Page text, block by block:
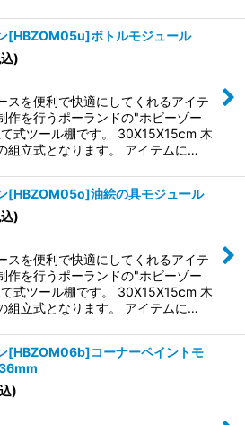
[HBZOM05u]ボトルモジュール
)
スを便利で快適にしてくれるアイテ
作を行うポーランドの"ホビーゾー
式ツール棚です。 30X15X15cm 木
組立式となります。 アイテムに…
[HBZOM05o]油絵の具モジュール
)
スを便利で快適にしてくれるアイテ
作を行うポーランドの"ホビーゾー
式ツール棚です。 30X15X15cm 木
組立式となります。 アイテムに…
[HBZOM06b]コーナーペイントモ
)